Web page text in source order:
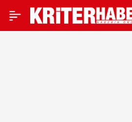
İstanbul Büyükşehir